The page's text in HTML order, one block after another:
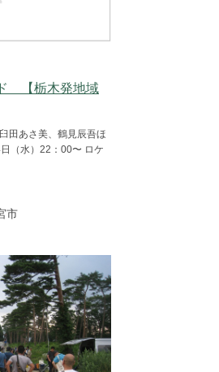
【栃木発地域
田あさ美、鶴見辰吾ほ
（水）22：00〜 ロケ
市